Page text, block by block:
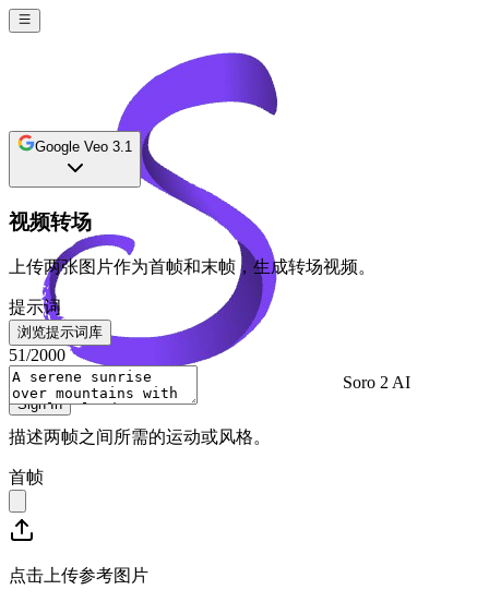
Soro 2 AI
Sign In
Google Veo 3.1
视频转场
上传两张图片作为首帧和末帧，生成转场视频。
提示词
浏览提示词库
51/2000
描述两帧之间所需的运动或风格。
首帧
点击上传参考图片